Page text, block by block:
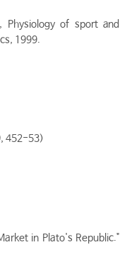
Physiology of sport and
1999.
452-53)
in Plato's Republic."